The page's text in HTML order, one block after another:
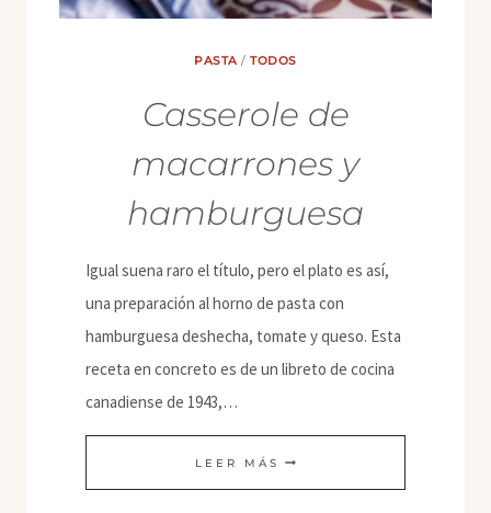
PASTA /TODOS
Casserole de
macarrones y
hamburguesa
Igual suena raro el título, pero el plato es así,
una preparación al horno de pasta con
hamburguesa deshecha, tomate y queso. Esta
receta en concreto es de un libreto de cocina
canadiense de 1943,…
LEER MÁS CASSEROLE
DE